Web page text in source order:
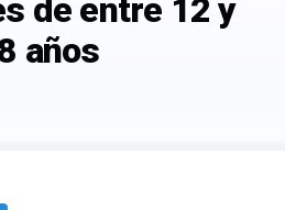
de entre 12 y
años